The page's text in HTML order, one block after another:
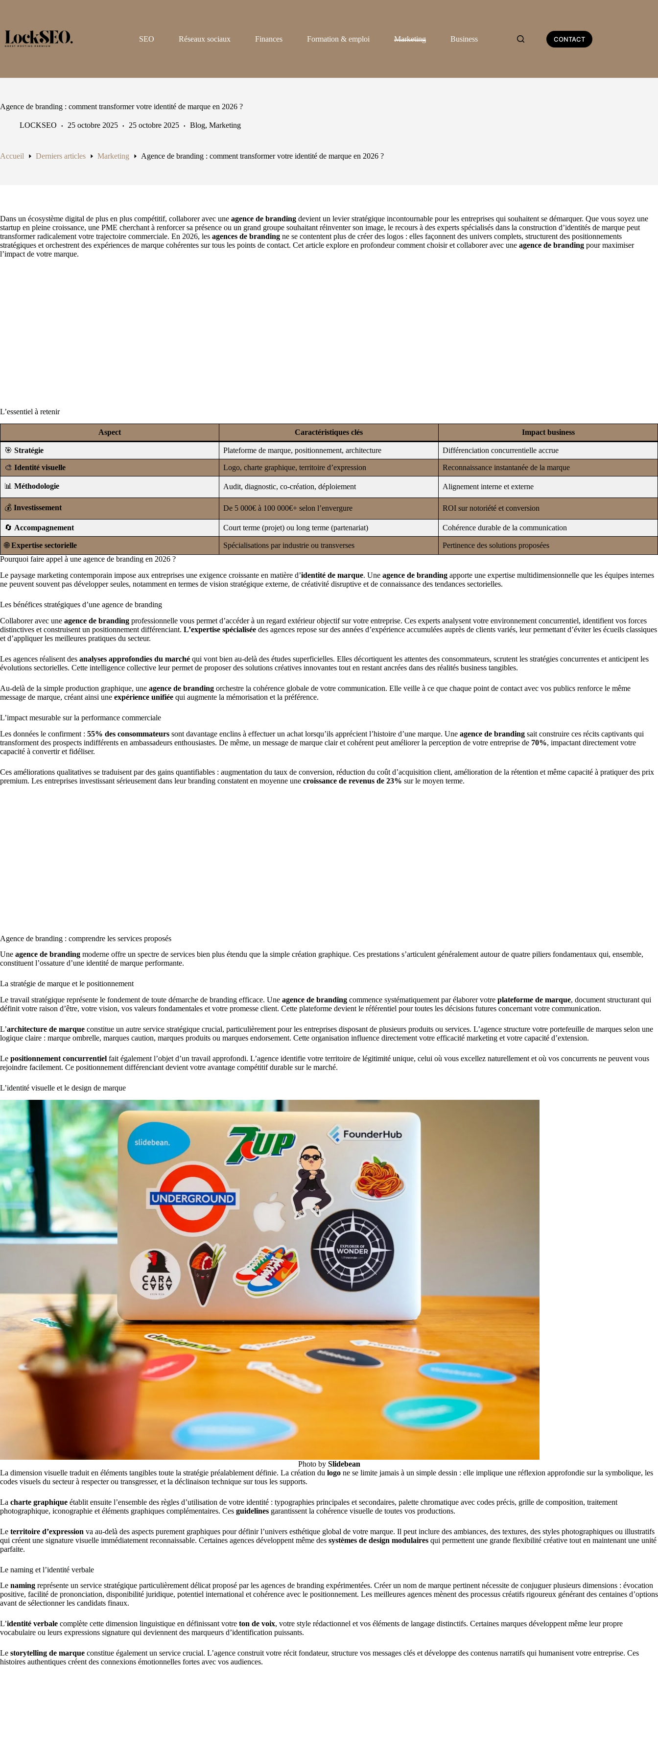
SEO Réseaux sociaux Finances Formation & emploi Marketing Business CONTACT
Agence de branding : comment transformer votre identité de marque en 2026 ?
LOCKSEO 25 octobre 2025 25 octobre 2025 Blog, Marketing
Accueil Derniers articles Marketing Agence de branding : comment transformer votre identité de marque en 2026 ?
Dans un écosystème digital de plus en plus compétitif, collaborer avec une agence de branding devient un levier stratégique incontournable pour les entreprises qui souhaitent se démarquer. Que vous soyez une
startup en pleine croissance, une PME cherchant à renforcer sa présence ou un grand groupe souhaitant réinventer son image, le recours à des experts spécialisés dans la construction d’identités de marque peut
transformer radicalement votre trajectoire commerciale. En 2026, les agences de branding ne se contentent plus de créer des logos : elles façonnent des univers complets, structurent des positionnements
stratégiques et orchestrent des expériences de marque cohérentes sur tous les points de contact. Cet article explore en profondeur comment choisir et collaborer avec une agence de branding pour maximiser
l’impact de votre marque.
L’essentiel à retenir
Aspect Caractéristiques clés Impact business
🎯 Stratégie Plateforme de marque, positionnement, architecture Différenciation concurrentielle accrue
🎨 Identité visuelle Logo, charte graphique, territoire d’expression Reconnaissance instantanée de la marque
📊 Méthodologie Audit, diagnostic, co-création, déploiement Alignement interne et externe
💰 Investissement De 5 000€ à 100 000€+ selon l’envergure ROI sur notoriété et conversion
🔄 Accompagnement Court terme (projet) ou long terme (partenariat) Cohérence durable de la communication
🌐Expertise sectorielle Spécialisations par industrie ou transverses
Pertinence des solutions proposées
Pourquoi faire appel à une agence de branding en 2026 ?
Le paysage marketing contemporain impose aux entreprises une exigence croissante en matière d’identité de marque. Une agence de branding apporte une expertise multidimensionnelle que les équipes internes
ne peuvent souvent pas développer seules, notamment en termes de vision stratégique externe, de créativité disruptive et de connaissance des tendances sectorielles.
Les bénéfices stratégiques d’une agence de branding
Collaborer avec une agence de branding professionnelle vous permet d’accéder à un regard extérieur objectif sur votre entreprise. Ces experts analysent votre environnement concurrentiel, identifient vos forces
distinctives et construisent un positionnement différenciant. L’expertise spécialisée des agences repose sur des années d’expérience accumulées auprès de clients variés, leur permettant d’éviter les écueils classiques
et d’appliquer les meilleures pratiques du secteur.
Les agences réalisent des analyses approfondies du marché qui vont bien au-delà des études superficielles. Elles décortiquent les attentes des consommateurs, scrutent les stratégies concurrentes et anticipent les
évolutions sectorielles. Cette intelligence collective leur permet de proposer des solutions créatives innovantes tout en restant ancrées dans des réalités business tangibles.
Au-delà de la simple production graphique, une agence de branding orchestre la cohérence globale de votre communication. Elle veille à ce que chaque point de contact avec vos publics renforce le même
message de marque, créant ainsi une expérience unifiée qui augmente la mémorisation et la préférence.
L’impact mesurable sur la performance commerciale
Les données le confirment : 55% des consommateurs sont davantage enclins à effectuer un achat lorsqu’ils apprécient l’histoire d’une marque. Une agence de branding sait construire ces récits captivants qui
transforment des prospects indifférents en ambassadeurs enthousiastes. De même, un message de marque clair et cohérent peut améliorer la perception de votre entreprise de 70%, impactant directement votre
capacité à convertir et fidéliser.
Ces améliorations qualitatives se traduisent par des gains quantifiables : augmentation du taux de conversion, réduction du coût d’acquisition client, amélioration de la rétention et même capacité à pratiquer des prix
premium. Les entreprises investissant sérieusement dans leur branding constatent en moyenne une croissance de revenus de 23% sur le moyen terme.
Agence de branding : comprendre les services proposés
Une agence de branding moderne offre un spectre de services bien plus étendu que la simple création graphique. Ces prestations s’articulent généralement autour de quatre piliers fondamentaux qui, ensemble,
constituent l’ossature d’une identité de marque performante.
La stratégie de marque et le positionnement
Le travail stratégique représente le fondement de toute démarche de branding efficace. Une agence de branding commence systématiquement par élaborer votre plateforme de marque, document structurant qui
définit votre raison d’être, votre vision, vos valeurs fondamentales et votre promesse client. Cette plateforme devient le référentiel pour toutes les décisions futures concernant votre communication.
L’architecture de marque constitue un autre service stratégique crucial, particulièrement pour les entreprises disposant de plusieurs produits ou services. L’agence structure votre portefeuille de marques selon une
logique claire : marque ombrelle, marques caution, marques produits ou marques endorsement. Cette organisation influence directement votre efficacité marketing et votre capacité d’extension.
Le positionnement concurrentiel fait également l’objet d’un travail approfondi. L’agence identifie votre territoire de légitimité unique, celui où vous excellez naturellement et où vos concurrents ne peuvent vous
rejoindre facilement. Ce positionnement différenciant devient votre avantage compétitif durable sur le marché.
L’identité visuelle et le design de marque
Photo by Slidebean
La dimension visuelle traduit en éléments tangibles toute la stratégie préalablement définie. La création du logo ne se limite jamais à un simple dessin : elle implique une réflexion approfondie sur la symbolique, les
codes visuels du secteur à respecter ou transgresser, et la déclinaison technique sur tous les supports.
La charte graphique établit ensuite l’ensemble des règles d’utilisation de votre identité : typographies principales et secondaires, palette chromatique avec codes précis, grille de composition, traitement
photographique, iconographie et éléments graphiques complémentaires. Ces guidelines garantissent la cohérence visuelle de toutes vos productions.
Le territoire d’expression va au-delà des aspects purement graphiques pour définir l’univers esthétique global de votre marque. Il peut inclure des ambiances, des textures, des styles photographiques ou illustratifs
qui créent une signature visuelle immédiatement reconnaissable. Certaines agences développent même des systèmes de design modulaires qui permettent une grande flexibilité créative tout en maintenant une unité
parfaite.
Le naming et l’identité verbale
Le naming représente un service stratégique particulièrement délicat proposé par les agences de branding expérimentées. Créer un nom de marque pertinent nécessite de conjuguer plusieurs dimensions : évocation
positive, facilité de prononciation, disponibilité juridique, potentiel international et cohérence avec le positionnement. Les meilleures agences mènent des processus créatifs rigoureux générant des centaines d’options
avant de sélectionner les candidats finaux.
L’identité verbale complète cette dimension linguistique en définissant votre ton de voix, votre style rédactionnel et vos éléments de langage distinctifs. Certaines marques développent même leur propre
vocabulaire ou leurs expressions signature qui deviennent des marqueurs d’identification puissants.
Le storytelling de marque constitue également un service crucial. L’agence construit votre récit fondateur, structure vos messages clés et développe des contenus narratifs qui humanisent votre entreprise. Ces
histoires authentiques créent des connexions émotionnelles fortes avec vos audiences.